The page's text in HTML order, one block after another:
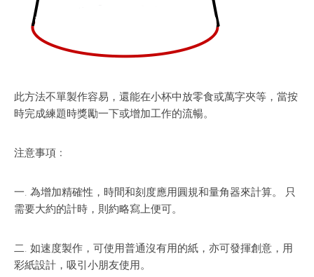
此方法不單製作容易，還能在小杯中放零食或萬字夾等，當按
時完成練題時獎勵一下或增加工作的流暢。
注意事項﹕
一. 為增加精確性，時間和刻度應用圓規和量角器來計算。 只
需要大約的計時，則約略寫上便可。
二. 如速度製作，可使用普通沒有用的紙，亦可發揮創意，用
彩紙設計，吸引小朋友使用。